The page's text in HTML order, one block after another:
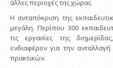
άλλες περιοχές της χώρας.
Η ανταπόκριση της
μεγάλη. Περίπου 300
τις εργασίες της
ενδιαφέρον για την
πρακτικών.